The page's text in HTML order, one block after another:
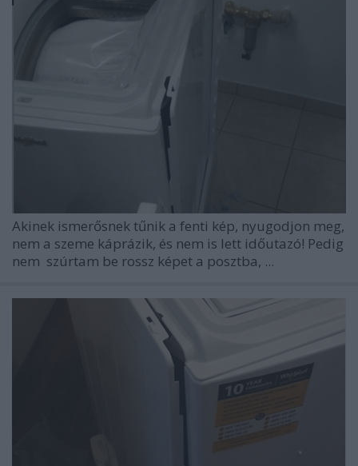
Akinek ismerősnek tűnik a fenti kép, nyugodjon meg,
nem a szeme káprázik, és nem is lett időutazó! Pedig
nem szúrtam be rossz képet a posztba, ...